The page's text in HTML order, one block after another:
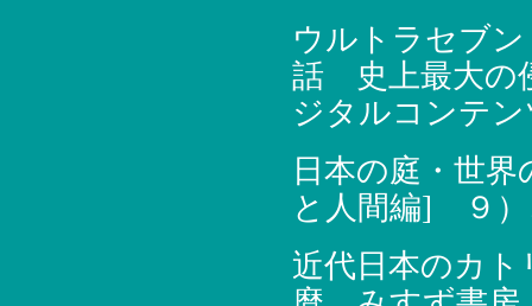
ウルトラセブ
話 史上最大の
ジタルコンテン
日本の庭・世
と人間編] ９）
近代日本のカ